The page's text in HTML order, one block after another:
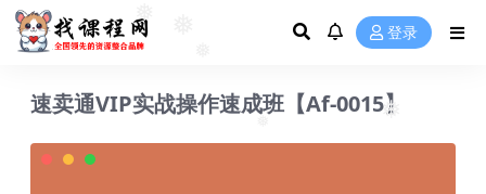
❅ ❅
❅
登录
速卖通VIP实战操作速成班【Af-0015】